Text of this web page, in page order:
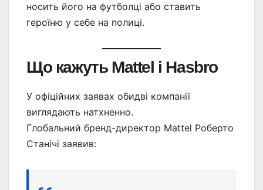
носить його на футболці або ставить
героїню у себе на полиці.
Що кажуть Mattel і Hasbro
У офіційних заявах обидві компанії
виглядають натхненно.
Глобальний бренд-директор Mattel Роберто
Станічі заявив: